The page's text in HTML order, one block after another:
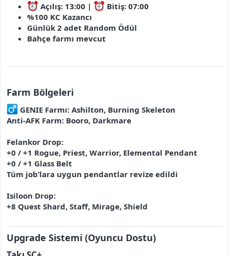
Açılış: 13:00 |
Bitiş: 07:00
%100 KC Kazancı
Günlük 2 adet Random Ödül
Bahçe farmı mevcut
Farm Bölgeleri
GENIE Farmı: Ashilton, Burning Skeleton
Anti-AFK Farm: Booro, Darkmare
Felankor Drop:
+0 / +1 Rogue, Priest, Warrior, Elemental Pendant
+0 / +1 Glass Belt
Tüm job’lara uygun pendantlar revize edildi
Isiloon Drop:
+8 Quest Shard, Staff, Mirage, Shield
Upgrade Sistemi (Oyuncu Dostu)